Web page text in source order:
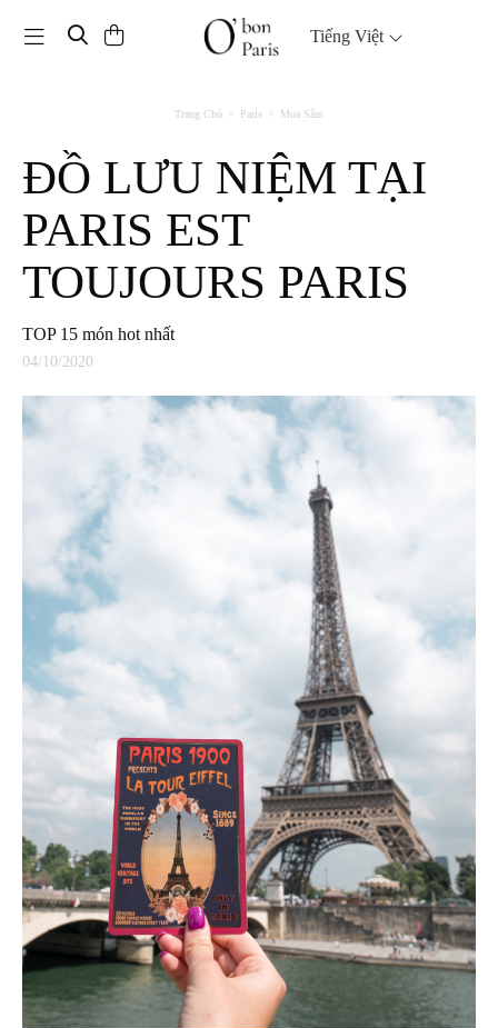
Toggle navigation Tiếng Việt
Trang Chủ Paris Mua Sắm
ĐỒ LƯU NIỆM TẠI
PARIS EST
TOUJOURS PARIS
TOP 15 món hot nhất
04/10/2020